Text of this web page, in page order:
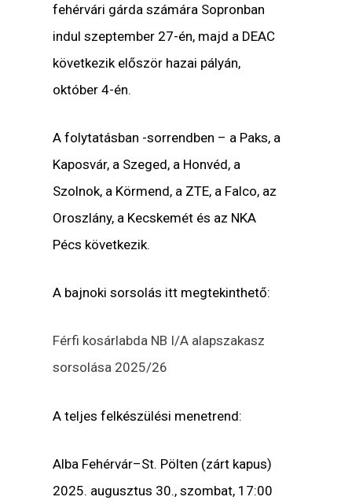
fehérvári gárda számára Sopronban
indul szeptember 27-én, majd a DEAC
következik először hazai pályán,
október 4-én.
A folytatásban -sorrendben – a Paks, a
Kaposvár, a Szeged, a Honvéd, a
Szolnok, a Körmend, a ZTE, a Falco, az
Oroszlány, a Kecskemét és az NKA
Pécs következik.
A bajnoki sorsolás itt megtekinthető:
Férfi kosárlabda NB I/A alapszakasz
sorsolása 2025/26
A teljes felkészülési menetrend:
Alba Fehérvár–St. Pölten (zárt kapus)
2025. augusztus 30., szombat, 17:00